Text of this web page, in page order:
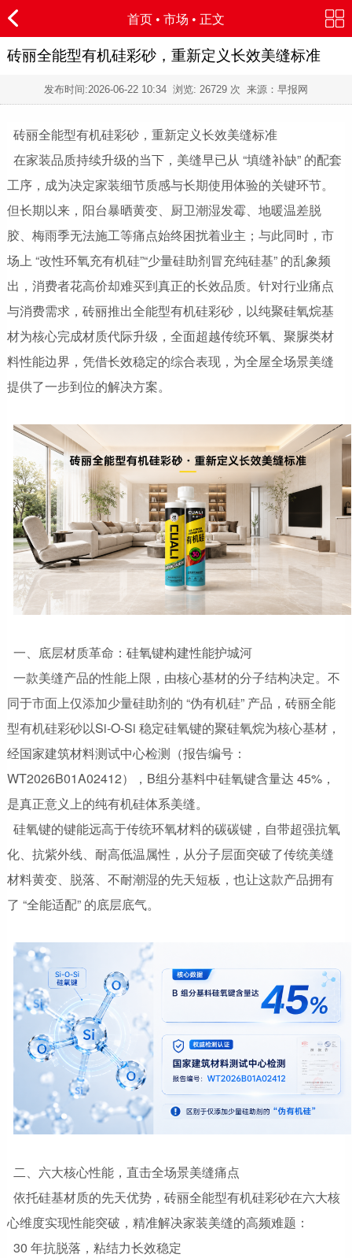
首页 • 市场 • 正文
砖丽全能型有机硅彩砂，重新定义长效美缝标准
发布时间:2026-06-22 10:34 浏览: 26729 次 来源：早报网
砖丽全能型有机硅彩砂，重新定义长效美缝标准
在家装品质持续升级的当下，美缝早已从 “填缝补缺” 的配套
工序，成为决定家装细节质感与长期使用体验的关键环节。
但长期以来，阳台暴晒黄变、厨卫潮湿发霉、地暖温差脱
胶、梅雨季无法施工等痛点始终困扰着业主；与此同时，市
场上 “改性环氧充有机硅”“少量硅助剂冒充纯硅基” 的乱象频
出，消费者花高价却难买到真正的长效品质。针对行业痛点
与消费需求，砖丽推出全能型有机硅彩砂，以纯聚硅氧烷基
材为核心完成材质代际升级，全面超越传统环氧、聚脲类材
料性能边界，凭借长效稳定的综合表现，为全屋全场景美缝
提供了一步到位的解决方案。
一、底层材质革命：硅氧键构建性能护城河
一款美缝产品的性能上限，由核心基材的分子结构决定。不
同于市面上仅添加少量硅助剂的 “伪有机硅” 产品，砖丽全能
型有机硅彩砂以Si-O-Si 稳定硅氧键的聚硅氧烷为核心基材，
经国家建筑材料测试中心检测（报告编号：
WT2026B01A02412），B组分基料中硅氧键含量达 45%，
是真正意义上的纯有机硅体系美缝。
硅氧键的键能远高于传统环氧材料的碳碳键，自带超强抗氧
化、抗紫外线、耐高低温属性，从分子层面突破了传统美缝
材料黄变、脱落、不耐潮湿的先天短板，也让这款产品拥有
了 “全能适配” 的底层底气。
二、六大核心性能，直击全场景美缝痛点
依托硅基材质的先天优势，砖丽全能型有机硅彩砂在六大核
心维度实现性能突破，精准解决家装美缝的高频难题：
30 年抗脱落，粘结力长效稳定